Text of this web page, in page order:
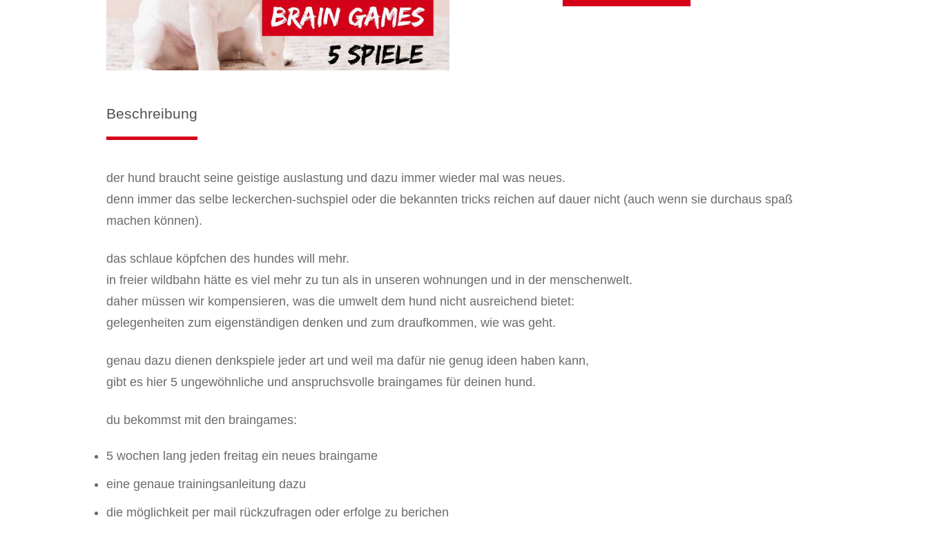
Beschreibung
der hund braucht seine geistige auslastung und dazu immer wieder mal was neues.
denn immer das selbe leckerchen-suchspiel oder die bekannten tricks reichen auf dauer nicht (auch wenn sie durchaus spaß
machen können).
das schlaue köpfchen des hundes will mehr.
in freier wildbahn hätte es viel mehr zu tun als in unseren wohnungen und in der menschenwelt.
daher müssen wir kompensieren, was die umwelt dem hund nicht ausreichend bietet:
gelegenheiten zum eigenständigen denken und zum draufkommen, wie was geht.
genau dazu dienen denkspiele jeder art und weil ma dafür nie genug ideen haben kann,
gibt es hier 5 ungewöhnliche und anspruchsvolle braingames für deinen hund.
du bekommst mit den braingames:
5 wochen lang jeden freitag ein neues braingame
eine genaue trainingsanleitung dazu
die möglichkeit per mail rückzufragen oder erfolge zu berichen